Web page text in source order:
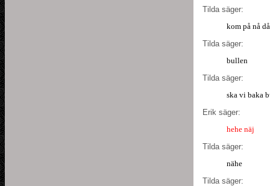
Tilda säger:
kom på nå då
Tilda säger:
bullen
Tilda säger:
ska vi baka
Erik säger:
hehe näj
Tilda säger:
nähe
Tilda säger: